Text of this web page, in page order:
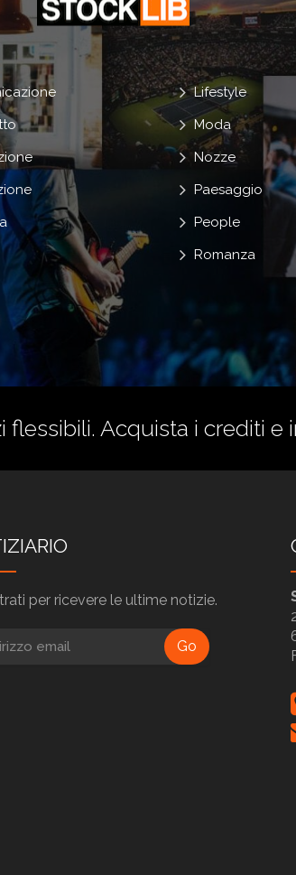
Lifestyle
Moda
Nozze
Paesaggio
People
Romanza
flessibili. Acquista i crediti e
per ricevere le ultime notizie.
Go